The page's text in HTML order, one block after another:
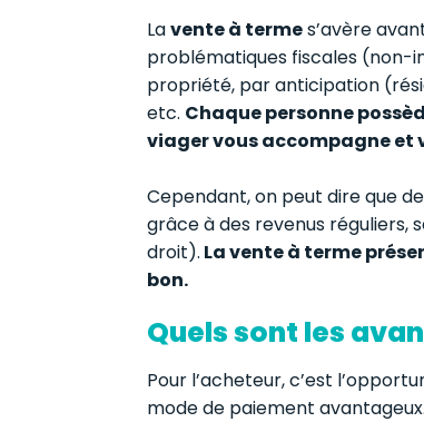
Lavente à termes’avère
problématiques fiscales (non-
propriété, par anticipation
etc. Chaque personne
viager vous accompagne et
Cependant, on peut dire que
grâce à des revenus réguliers,
droit). La vente à terme
bon.
Quels sont les
Pour l’acheteur, c’est
mode de paiement